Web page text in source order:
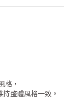
格，
整體風格一致。